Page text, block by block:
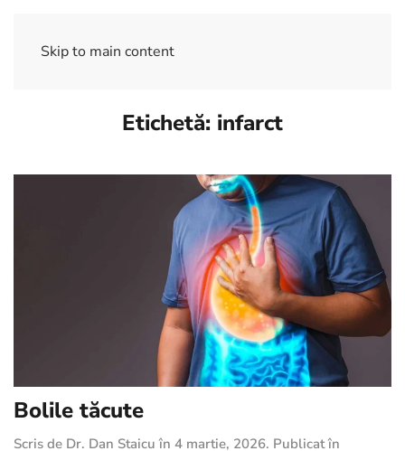
Skip to main content
Etichetă: infarct
Bolile tăcute
Scris de Dr. Dan Staicu în 4 martie, 2026. Publicat în